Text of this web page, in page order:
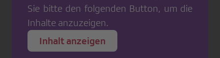
Sie bitte den folgenden Button, um die
Inhalte anzuzeigen.
Inhalt anzeigen